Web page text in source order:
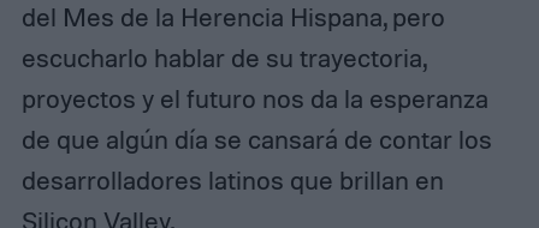
del Mes de la Herencia Hispana, pero
escucharlo hablar de su trayectoria,
proyectos y el futuro nos da la esperanza
de que algún día se cansará de contar los
desarrolladores latinos que brillan en
Silicon Valley.